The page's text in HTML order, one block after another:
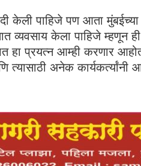
पाहिजे पण आता मुंबईच्या
व्यवसाय केला पाहिजे म्हणून
हा प्रयत्न आम्ही करणार
अनेक कार्यकर्त्यांनी